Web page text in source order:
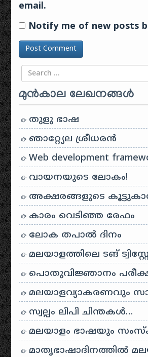
email.
Notify me of new posts
Search for
മുൻകാല ലേഖനങ്ങൾ
തുളു ഭാഷ
ഞാറ്റ്യേല ശ്രീധരൻ
Web development
വായനയുടെ ലോകം!
അക്ഷരങ്ങളുടെ
കാരം വെടിഞ്ഞ രേഫം
ലോക തപാൽ ദിനം
മലയാളത്തിലെ ടങ്
പൊതുവിജ്ഞാനം
മലയാളവ്യാകരണവും
സ്വല്പം ലിപി ചിന്തകൾ…
മലയാളം ഭാഷയും
മാതൃഭാഷാദിനത്തിൽ